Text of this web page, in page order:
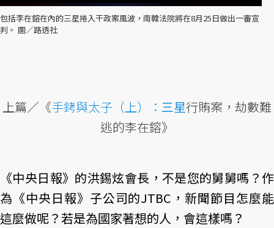
包括李在鎔在內的三星捲入干政案風波，南韓法院將在8月25日做出一審宣
判。 圖／路透社
上篇／《手銬與太子（上）： 三星行賄案，劫數難
逃的李在鎔》
《中央日報》的洪錫炫會長，不是您的舅舅嗎？作
為《中央日報》子公司的JTBC，新聞節目怎麼能
這麼做呢？若是為國家著想的人，會這樣嗎？